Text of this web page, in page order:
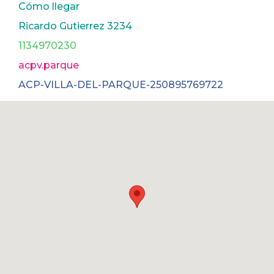
Cómo llegar
Ricardo Gutierrez 3234
1134970230
acpv.parque
ACP-VILLA-DEL-PARQUE-250895769722